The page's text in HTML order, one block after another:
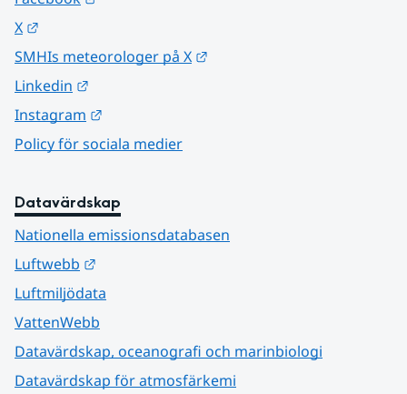
X
SMHIs meteorologer på X
Linkedin
Instagram
Policy för sociala medier
Datavärdskap
Nationella emissionsdatabasen
Luftwebb
Luftmiljödata
VattenWebb
Datavärdskap, oceanografi och marinbiologi
Datavärdskap för atmosfärkemi